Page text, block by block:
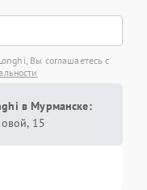
Вы соглашаетесь с
в Мурманске:
15